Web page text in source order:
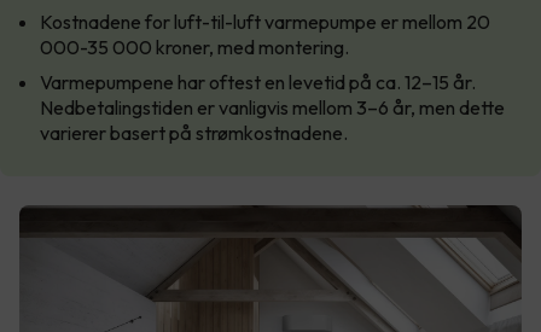
Kostnadene for luft-til-luft varmepumpe er mellom 20
000-35 000 kroner, med montering.
Varmepumpene har oftest en levetid på ca. 12–15 år.
Nedbetalingstiden er vanligvis mellom 3–6 år, men dette
varierer basert på strømkostnadene.